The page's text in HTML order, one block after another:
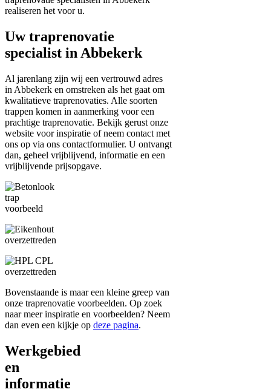
realiseren het voor u.
Uw traprenovatie
specialist in Abbekerk
Al jarenlang zijn wij een vertrouwd adres
in Abbekerk en omstreken als het gaat om
kwalitatieve traprenovaties. Alle soorten
trappen komen in aanmerking voor een
prachtige traprenovatie. Bekijk gerust onze
website voor inspiratie of neem contact met
ons op via ons contactformulier. U ontvangt
dan, geheel vrijblijvend, informatie en een
vrijblijvende prijsopgave.
Bovenstaande is maar een kleine greep van
onze traprenovatie voorbeelden. Op zoek
naar meer inspiratie en voorbeelden? Neem
dan even een kijkje op deze pagina.
Werkgebied
en
informatie